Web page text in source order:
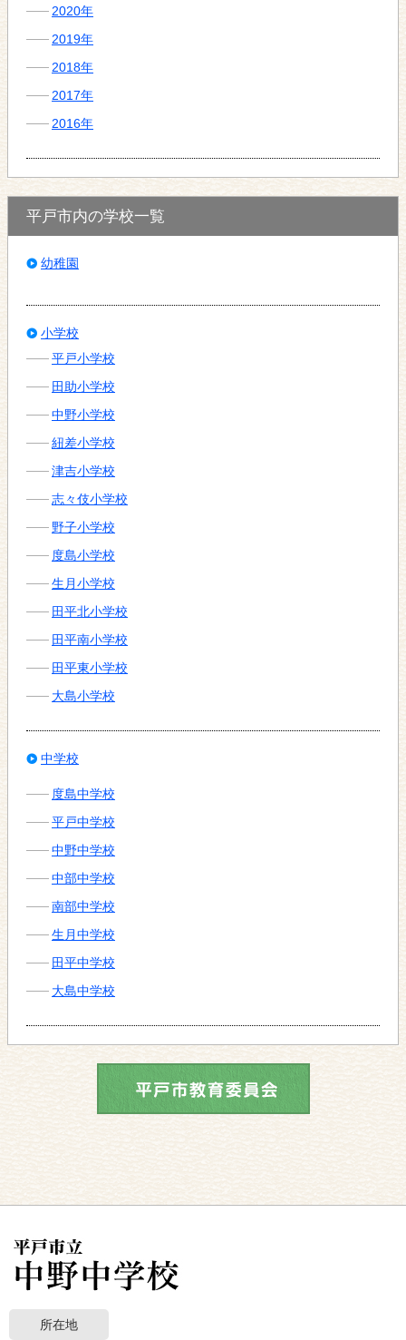
2020年
2019年
2018年
2017年
2016年
平戸市内の学校一覧
幼稚園
小学校
平戸小学校
田助小学校
中野小学校
紐差小学校
津吉小学校
志々伎小学校
野子小学校
度島小学校
生月小学校
田平北小学校
田平南小学校
田平東小学校
大島小学校
中学校
度島中学校
平戸中学校
中野中学校
中部中学校
南部中学校
生月中学校
田平中学校
大島中学校
所在地